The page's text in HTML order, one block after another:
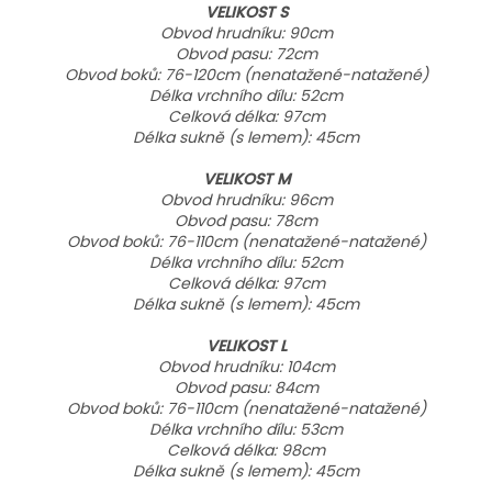
VELIKOST S
Obvod hrudníku: 90cm
Obvod pasu: 72cm
Obvod boků: 76-120cm (nenatažené-natažené)
Délka vrchního dílu: 52cm
Celková délka: 97cm
Délka sukně (s lemem): 45cm
VELIKOST M
Obvod hrudníku: 96cm
Obvod pasu: 78cm
Obvod boků: 76-110cm (nenatažené-natažené)
Délka vrchního dílu: 52cm
Celková délka: 97cm
Délka sukně (s lemem): 45cm
VELIKOST L
Obvod hrudníku: 104cm
Obvod pasu: 84cm
Obvod boků: 76-110cm (nenatažené-natažené)
Délka vrchního dílu: 53cm
Celková délka: 98cm
Délka sukně (s lemem): 45cm